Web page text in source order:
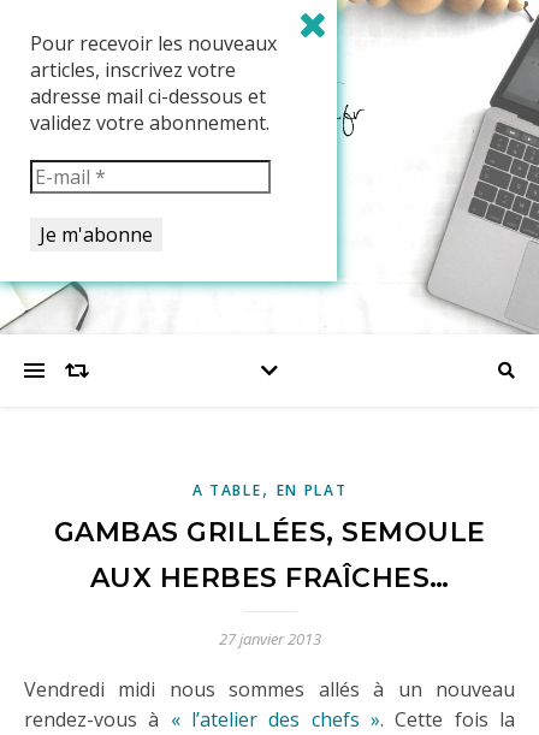
A TABLE, EN PLAT
GAMBAS GRILLÉES, SEMOULE
AUX HERBES FRAÎCHES…
27 janvier 2013
Vendredi midi nous sommes allés à un nouveau
rendez-vous à « l’atelier des chefs ». Cette fois la
Pour recevoir les nouveaux
articles, inscrivez votre
adresse mail ci-dessous et
validez votre abonnement.